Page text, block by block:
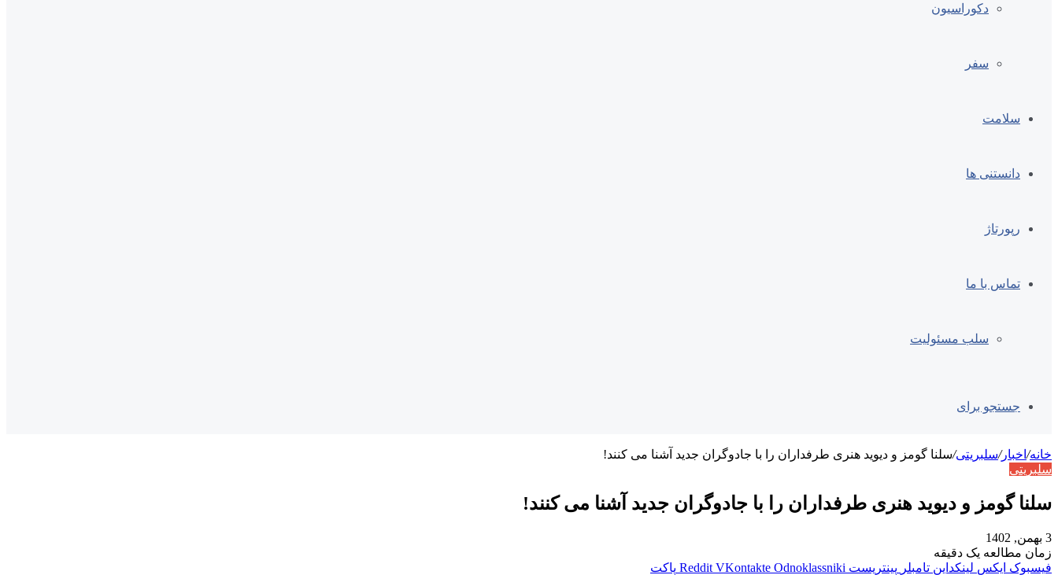
دکوراسیون
سفر
سلامت
دانستنی ها
رپورتاژ
تماس با ما
سلب مسئولیت
جستجو برای
خانه/ اخبار/سلبریتی/سلنا گومز و دیوید هنری طرفداران را با جادوگران جدید آشنا می کنند!
سلبریتی
سلنا گومز و دیوید هنری طرفداران را با جادوگران جدید آشنا می کنند!
3 بهمن, 1402
زمان مطالعه یک دقیقه
فیسبوک ایکس لینکداین تامبلر پینتریست Reddit VKontakte Odnoklassniki پاکت